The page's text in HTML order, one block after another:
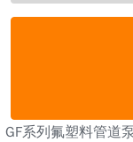
GF系列氟塑料管道